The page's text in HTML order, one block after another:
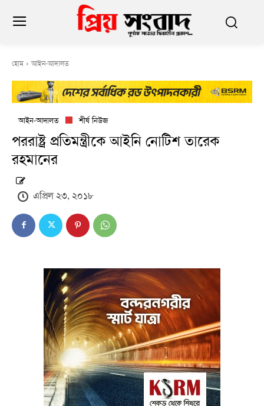
হোম আইন-আদালত
আইন-আদালত শীর্ষ নিউজ
পররাষ্ট্র প্রতিমন্ত্রীকে আইনি নোটিশ তারেক
রহমানের
এপ্রিল ২৩, ২০১৮